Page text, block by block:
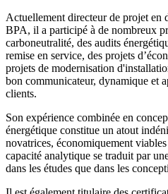
Actuellement directeur de projet en
BPA, il a participé à de nombreux
carboneutralité, des audits
remise en service, des projets
projets de modernisation
bon communicateur, dynamique et
clients.
Son expérience combinée en
énergétique constitue un atout
novatrices, économiquement
capacité analytique se traduit par
dans les études que dans les